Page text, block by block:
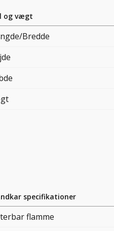
og vægt
Bredde
specifikationer
flamme